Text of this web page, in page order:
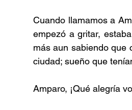
Cuando llamamos a
empezó a gritar,
más aun sabiendo que
ciudad; sueño que
Amparo, ¡Qué alegría